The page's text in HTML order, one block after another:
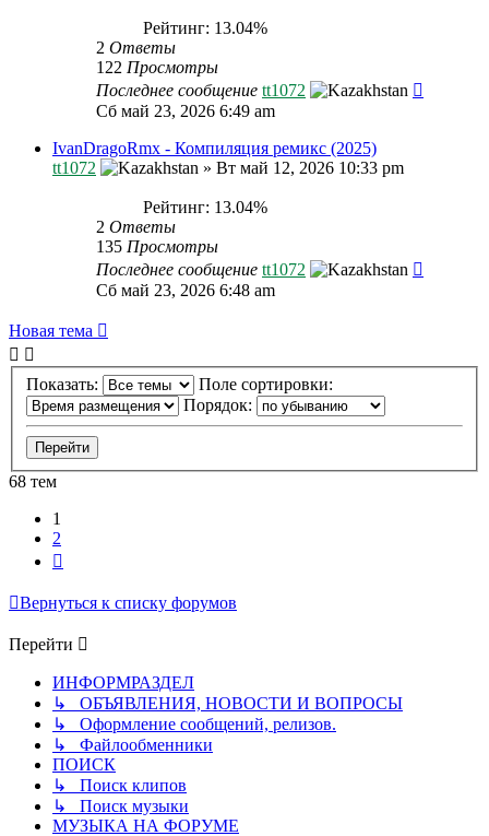
Рейтинг: 13.04%
2 Ответы
122 Просмотры
Последнее сообщение tt1072
Сб май 23, 2026 6:49 am
IvanDragoRmx - Компиляция ремикс (2025)
tt1072
» Вт май 12, 2026 10:33 pm
Рейтинг: 13.04%
2 Ответы
135 Просмотры
Последнее сообщение tt1072
Сб май 23, 2026 6:48 am
Новая тема
Показать:
Поле сортировки:
Порядок:
68 тем
1
2
Вернуться к списку форумов
Перейти
ИНФОРМРАЗДЕЛ
↳ ОБЪЯВЛЕНИЯ, НОВОСТИ И ВОПРОСЫ
↳ Оформление сообщений, релизов.
↳ Файлообменники
ПОИСК
↳ Поиск клипов
↳ Поиск музыки
МУЗЫКА НА ФОРУМЕ